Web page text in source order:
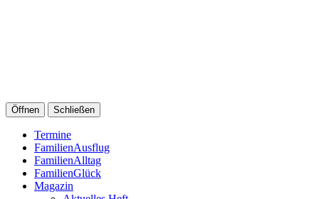
Öffnen Schließen
Termine
FamilienAusflug
FamilienAlltag
FamilienGlück
Magazin